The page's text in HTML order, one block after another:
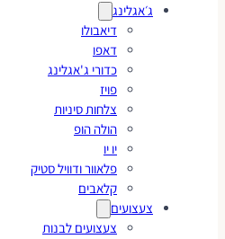
ג׳אגלינג
דיאבולו
דאפו
כדורי ג'אגלינג
פויז
צלחות סיניות
הולה הופ
יו יו
פלאוור ודוויל סטיק
קלאבים
צעצועים
צעצועים לבנות